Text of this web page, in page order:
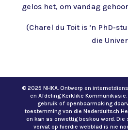
gelos het, om vandag
(Charel du Toit is ’n PhD-
die
© 2025 NHKA. Ontwerp en
en Afdeling Kerklike
gebruik of openbaarmaking
toestemming van die Nederduitsch
en kan as onwettig beskou word.
vervat op hierdie webblad is nie